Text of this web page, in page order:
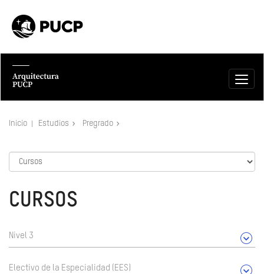
Inicio Estudios Pregrado
CURSOS
Nivel 3
Electivo de la Especialidad (EES)